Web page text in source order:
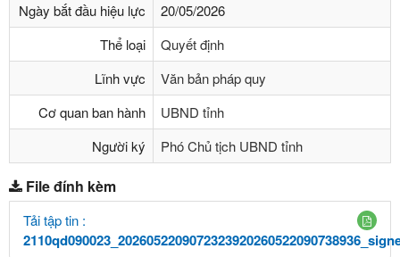
Ngày bắt đầu hiệu lực
20/05/2026
Thể loại
Quyết định
Lĩnh vực
Văn bản pháp quy
Cơ quan ban hành
UBND tỉnh
Người ký
Phó Chủ tịch UBND tỉnh
File đính kèm
Tải tập tin :